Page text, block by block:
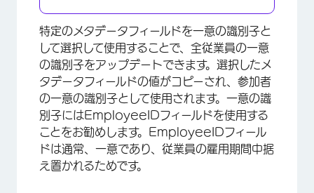
特定のメタデータフィールドを一意の識別子と
して選択して使用することで、全従業員の一意
の識別子をアップデートできます。選択したメ
タデータフィールドの値がコピーされ、参加者
の一意の識別子として使用されます。一意の識
別子にはEmployeeIDフィールドを使用する
ことをお勧めします。EmployeeIDフィール
ドは通常、一意であり、従業員の雇用期間中据
え置かれるためです。